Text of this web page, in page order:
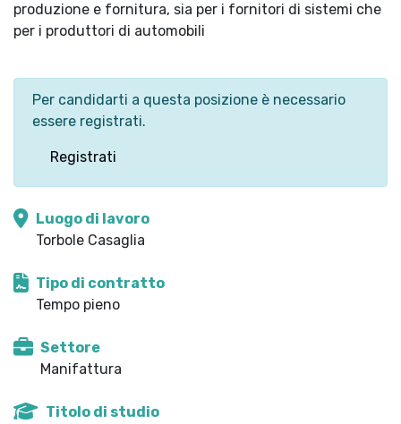
produzione e fornitura, sia per i fornitori di sistemi che
per i produttori di automobili
Per candidarti a questa posizione è necessario
essere registrati.
Registrati
Luogo di lavoro
Torbole Casaglia
Tipo di contratto
Tempo pieno
Settore
Manifattura
Titolo di studio